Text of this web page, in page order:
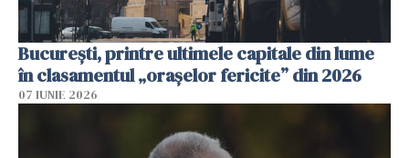
București, printre ultimele capitale din lume
în clasamentul „orașelor fericite” din 2026
07 IUNIE 2026